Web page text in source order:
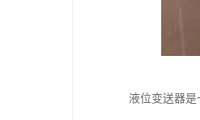
液位变送器